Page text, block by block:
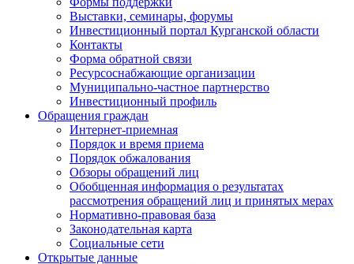
Выставки, семинары, форумы
Инвестиционный портал Курганской области
Контакты
Форма обратной связи
Ресурсоснабжающие организации
Муниципально-частное партнерство
Инвестиционный профиль
Обращения граждан
Интернет-приемная
Порядок и время приема
Порядок обжалования
Обзоры обращений лиц
Обобщенная информация о результатах
рассмотрения обращений лиц и принятых мерах
Нормативно-правовая база
Законодательная карта
Социальные сети
Открытые данные